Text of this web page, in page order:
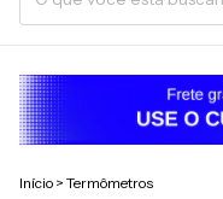
Início > Termômetros